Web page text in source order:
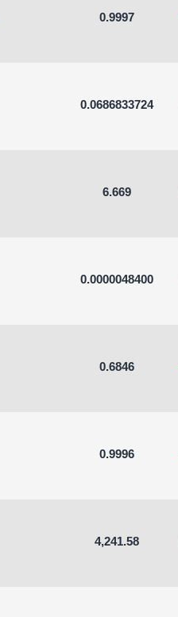
0.9997
0.0686833724
6.669
0.0000048400
0.6846
0.9996
4,241.58